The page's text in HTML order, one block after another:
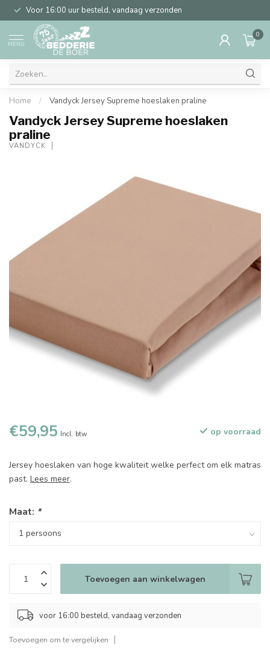
Voor 16:00 uur besteld, vandaag verzonden
MENU
0
Home / Vandyck Jersey Supreme hoeslaken praline
Vandyck Jersey Supreme hoeslaken
praline
VANDYCK
€59,95 Incl. btw op voorraad
Jersey hoeslaken van hoge kwaliteit welke perfect om elk matras
past. Lees meer.
Maat: *
Toevoegen aan winkelwagen
voor 16:00 besteld, vandaag verzonden
Toevoegen om te vergelijken